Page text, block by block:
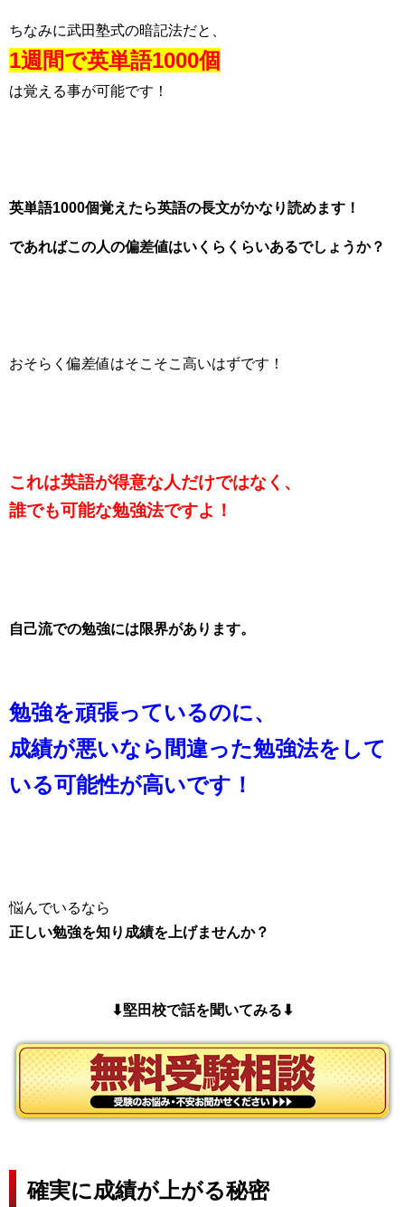
ちなみに武田塾式の暗記法だと、
1週間で英単語1000個
は覚える事が可能です！
英単語1000個覚えたら英語の長文がかなり読めます！
であればこの人の偏差値はいくらくらいあるでしょうか？
おそらく偏差値はそこそこ高いはずです！
これは英語が得意な人だけではなく、
誰でも可能な勉強法ですよ！
自己流での勉強には限界があります。
勉強を頑張っているのに、
成績が悪いなら間違った勉強法を して
いる可能性が高いです！
悩んでいるなら
正しい勉強を知り 成績を上げませんか？
⬇︎堅田校で話を聞いてみる⬇︎
確実に成績が上がる秘密